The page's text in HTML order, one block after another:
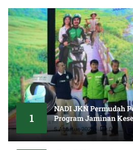
1
NADI JKN Permudah
Program Jaminan
5 Agustus 2026 0